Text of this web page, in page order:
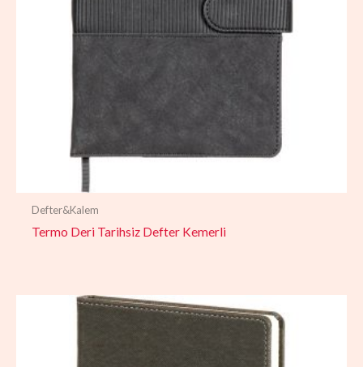
Defter&Kalem
Termo Deri Tarihsiz Defter Kemerli